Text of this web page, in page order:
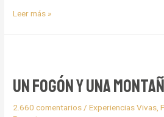
Capítulo
(segunda
parte)
Leer más »
Un fogón y una
2.660 comentarios /Experiencias Vivas ,